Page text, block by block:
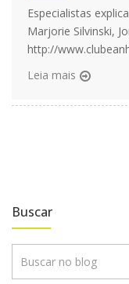
Especialistas
Marjorie Silvinski,
http://
Leia mais
Buscar